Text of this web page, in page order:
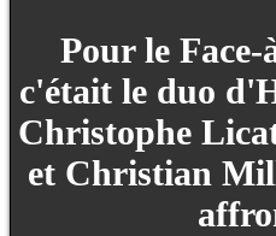
Pour le Face-
c'était le duo
Christophe
et Christian